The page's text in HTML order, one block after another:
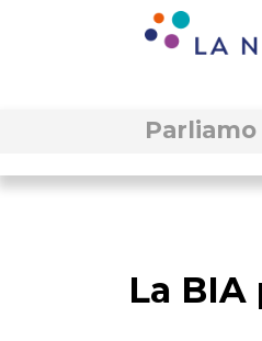
Parliamo
La BIA